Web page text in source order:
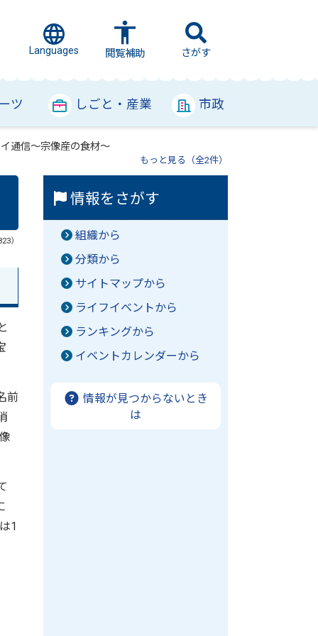
Languages 閲覧補助 さがす
ツ しごと・産業 市政
通信～宗像産の食材～
もっと見る（全2件）
）
前
1
情報をさがす
組織から
分類から
サイトマップから
ライフイベントから
ランキングから
イベントカレンダーから
情報が見つからないとき
は